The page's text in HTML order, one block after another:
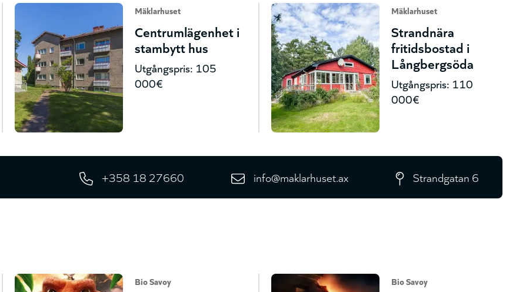
Mäklarhuset
Centrumlägenhet i
stambytt hus
Utgångspris: 105
000€
Mäklarhuset
Strandnära
fritidsbostad i
Långbergsöda
Utgångspris: 110
000€
+358 18 27660 info@maklarhuset.ax Strandgatan 6
Bio Savoy Bio Savoy